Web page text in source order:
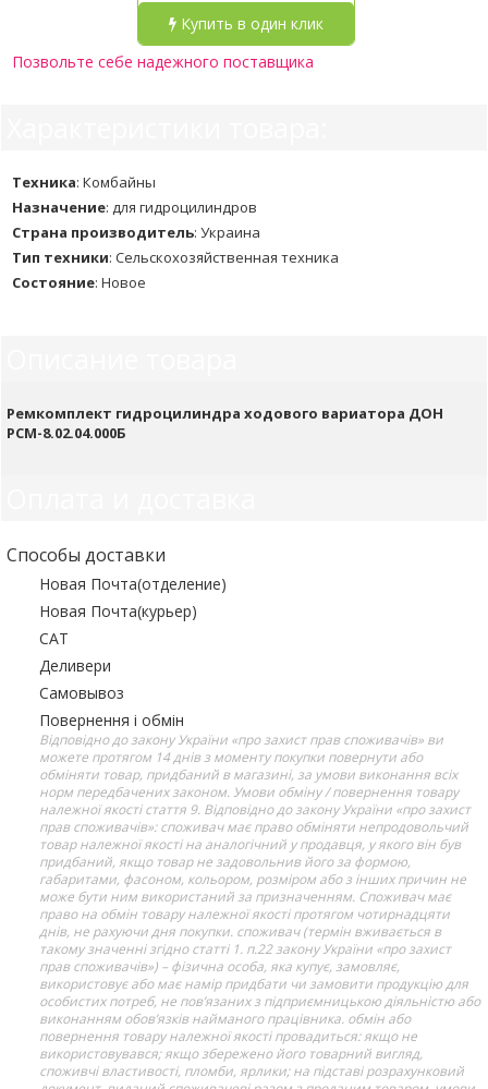
Купить в один клик
Позвольте себе надежного поставщика
Техника: Комбайны
Назначение: для гидроцилиндров
Страна производитель: Украина
Тип техники: Сельскохозяйственная техника
Состояние: Новое
Ремкомплект гидроцилиндра ходового вариатора ДОН
РСМ-8.02.04.000Б
Способы доставки
Новая Почта(отделение)
Новая Почта(курьер)
САТ
Деливери
Самовывоз
Повернення і обмін
Відповідно до закону України «про захист прав споживачів» ви
можете протягом 14 днів з моменту покупки повернути або
обміняти товар, придбаний в магазині, за умови виконання всіх
норм передбачених законом. Умови обміну / повернення товару
належної якості стаття 9. Відповідно до закону України «про захист
прав споживачів»: споживач має право обміняти непродовольчий
товар належної якості на аналогічний у продавця, у якого він був
придбаний, якщо товар не задовольнив його за формою,
габаритами, фасоном, кольором, розміром або з інших причин не
може бути ним використаний за призначенням. Споживач має
право на обмін товару належної якості протягом чотирнадцяти
днів, не рахуючи дня покупки. споживач (термін вживається в
такому значенні згідно статті 1. п.22 закону України «про захист
прав споживачів») – фізична особа, яка купує, замовляє,
використовує або має намір придбати чи замовити продукцію для
особистих потреб, не пов’язаних з підприємницькою діяльністю або
виконанням обов’язків найманого працівника. обмін або
повернення товару належної якості провадиться: якщо не
використовувався; якщо збережено його товарний вигляд,
споживчі властивості, пломби, ярлики; на підставі розрахунковий